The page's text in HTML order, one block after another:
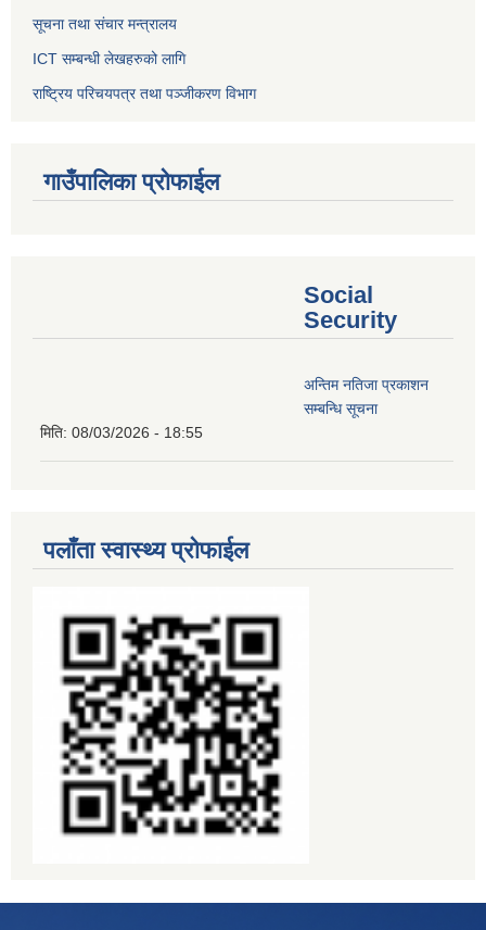
सूचना तथा संचार मन्त्रालय
ICT सम्बन्धी लेखहरुको लागि
राष्ट्रिय परिचयपत्र तथा पञ्‍जीकरण विभाग
गाउँपालिका प्रोफाईल
Social
Security
अन्तिम नतिजा प्रकाशन
सम्बन्धि सूचना
मिति: 08/03/2026 - 18:55
पलाँता स्वास्थ्य प्रोफाईल